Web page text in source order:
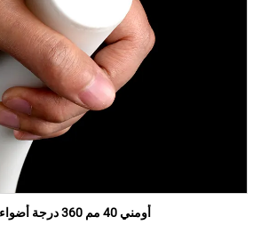
أومني 40 مم 360 درجة أضواء نيون